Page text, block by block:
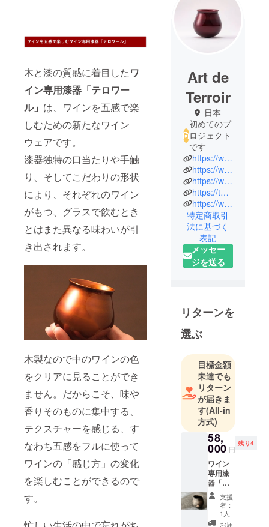
木と漆の質感に着目したワ
イン専用漆器「テロワー
ル」 は、ワインを五感で楽
しむための新たなワイン
ウェアです。
漆器独特の口当たりや手触
り、そしてこだわりの形状
により、それぞれのワイン
がもつ、グラスで飲むとき
とはまた異なる味わいが引
き出されます。
木製なので中のワインの色
をクリアに見ることができ
ません。だからこそ、味や
香りそのものに集中する、
テクスチャーを感じる、す
なわち五感をフルに使って
ワインの「感じ方」の変化
を楽しむことができるので
す。
Art de
Terroir
日本
初めてのプ
ロジェクト
です
https://www.artdeterroir.com/
https://www.instagram.com/artdeterroir/
https://www.facebook.com/artdeterroir
https://twitter.com/ArtdeTerroir
https://www.youtube.com/channel/UCm2XTX5g9IUKEQb_dLrDUSw
特定商取引
法に基づく
表記
メッセー
ジを送る
リターンを
選ぶ
目標金額
未達でも
リターン
が届きま
す(All-in
方式)
58,
000 円
残り4
ワイン
専用漆
器「テ
ロワー
ル」 新
作「輪
廻
支援
者：
1人
お届